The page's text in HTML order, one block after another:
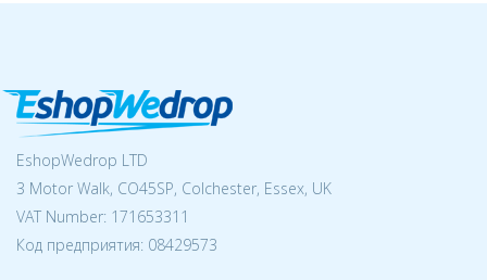
EshopWedrop LTD
3 Motor Walk, CO45SP, Colchester, Essex, UK
VAT Number: 171653311
Код предприятия: 08429573